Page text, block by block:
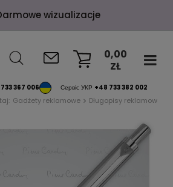
wizualizacje
367 006 Сервіс УКР +48 733 382 002
0,00
ZŁ
Gadżety reklamowe Długopisy reklamowe